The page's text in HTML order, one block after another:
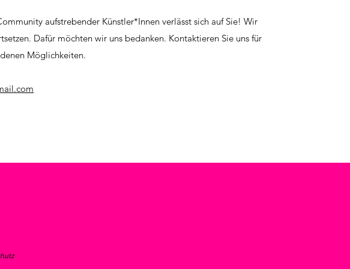
aufstrebender Künstler*Innen verlässt sich auf Sie! Wir
Dafür möchten wir uns bedanken. Kontaktieren Sie uns für
Möglichkeiten.